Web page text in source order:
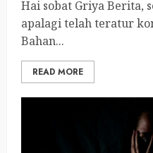
Hai sobat Griya Berita,
apalagi telah teratur
Bahan...
READ MORE